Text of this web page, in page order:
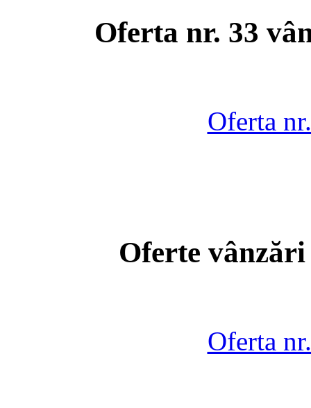
Oferta nr. 33
Oferta
Oferte
Oferta